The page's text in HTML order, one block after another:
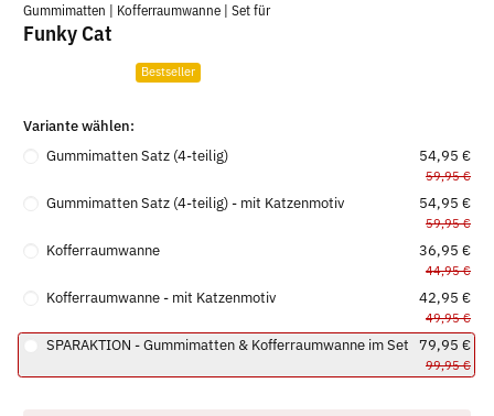
Gummimatten | Kofferraumwanne | Set für
Funky Cat
Bestseller
Variante wählen:
Gummimatten Satz (4-teilig)
54,95 €
59,95 €
Gummimatten Satz (4-teilig) - mit Katzenmotiv 54,95 €
59,95 €
Kofferraumwanne 36,95 €
44,95 €
Kofferraumwanne - mit Katzenmotiv 42,95 €
49,95 €
SPARAKTION - Gummimatten & Kofferraumwanne im Set 79,95 €
99,95 €